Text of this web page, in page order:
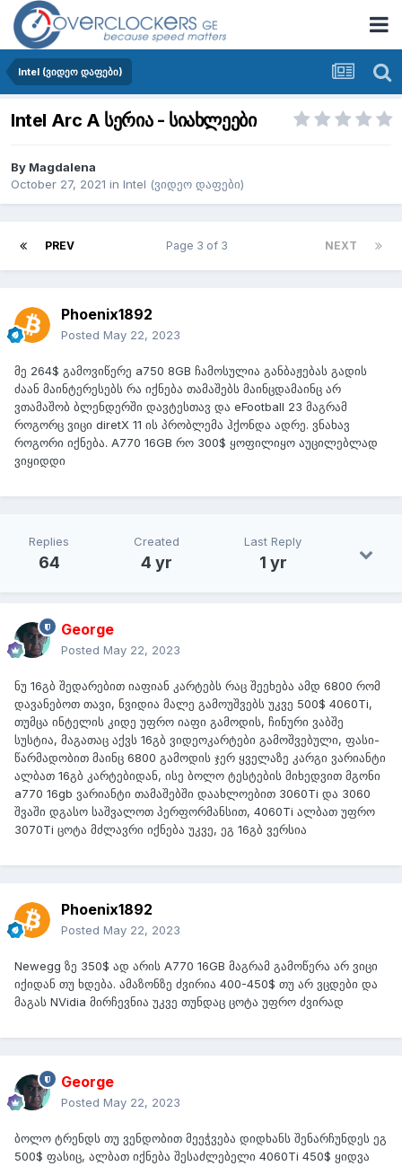
Intel (ვიდეო დაფები)
Intel Arc A სერია - სიახლეები
By Magdalena
October 27, 2021 in Intel (ვიდეო დაფები)
PREV NEXT
Page 3 of 3
Phoenix1892
Posted May 22, 2023
მე 264$ გამოვიწერე a750 8GB ჩამოსულია განბაჟებას გადის
ძაან მაინტერესებს რა იქნება თამაშებს მაინცდამაინც არ
ვთამაშობ ბლენდერში დავტესთავ და eFootball 23 მაგრამ
როგორც ვიცი diretX 11 ის პრობლემა ჰქონდა ადრე. ვნახავ
როგორი იქნება. A770 16GB რო 300$ ყოფილიყო აუცილებლად
ვიყიდდი
Replies
64
Created
4 yr
Last Reply
1 yr
George
Posted May 22, 2023
ნუ 16გბ შედარებით იაფიან კარტებს რაც შეეხება ამდ 6800 რომ
დავანებოთ თავი, ნვიდია მალე გამოუშვებს უკვე 500$ 4060Ti,
თუმცა ინტელის კიდე უფრო იაფი გამოდის, ჩინური ვაბშე
სუსტია, მაგათაც აქვს 16გბ ვიდეოკარტები გამოშვებული, ფასი-
წარმადობით მაინც 6800 გამოდის ჯერ ყველაზე კარგი ვარიანტი
ალბათ 16გბ კარტებიდან, ისე ბოლო ტესტების მიხედვით მგონი
a770 16gb ვარიანტი თამაშებში დაახლოებით 3060Ti და 3060
შვაში დგასო საშვალოთ პერფორმანსით, 4060Ti ალბათ უფრო
3070Ti ცოტა მძლავრი იქნება უკვე, ეგ 16გბ ვერსია
Phoenix1892
Posted May 22, 2023
Newegg ზე 350$ ად არის A770 16GB მაგრამ გამოწერა არ ვიცი
იქიდან თუ ხდება. ამაზონზე ძვირია 400-450$ თუ არ ვცდები და
მაგას NVidia მირჩევნია უკვე თუნდაც ცოტა უფრო ძვირად
George
Posted May 22, 2023
ბოლო ტრენდს თუ ვენდობით მეეჭვება დიდხანს შენარჩუნდეს ეგ
500$ ფასიც, ალბათ იქნება შესაძლებელი 4060Ti 450$ ყიდვა